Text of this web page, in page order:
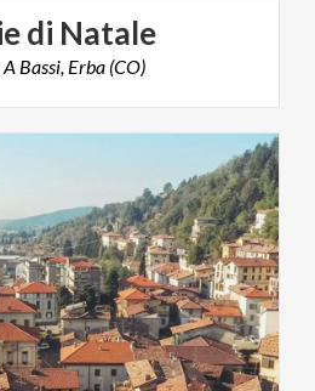
di Natale
A Bassi, Erba (CO)